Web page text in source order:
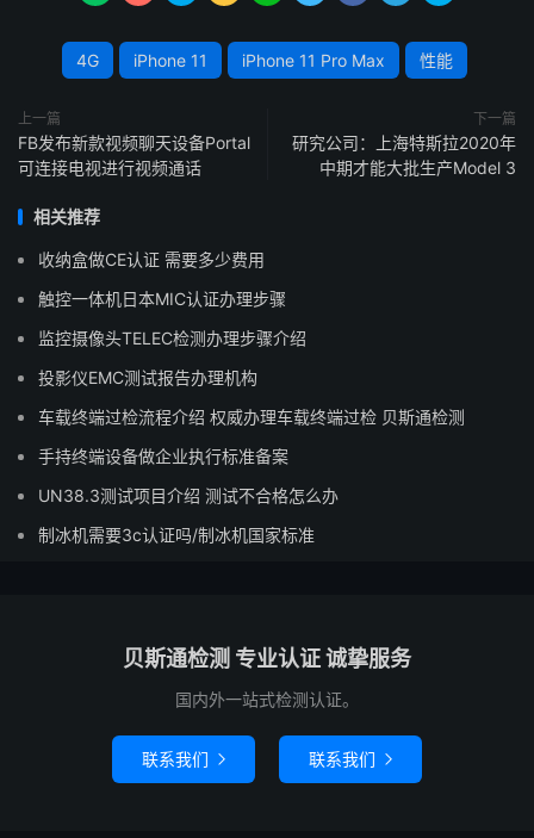
4G iPhone 11 iPhone 11 Pro Max 性能
上一篇
FB发布新款视频聊天设备Portal
可连接电视进行视频通话
下一篇
研究公司：上海特斯拉2020年
中期才能大批生产Model 3
相关推荐
收纳盒做CE认证 需要多少费用
触控一体机日本MIC认证办理步骤
监控摄像头TELEC检测办理步骤介绍
投影仪EMC测试报告办理机构
车载终端过检流程介绍 权威办理车载终端过检 贝斯通检测
手持终端设备做企业执行标准备案
UN38.3测试项目介绍 测试不合格怎么办
制冰机需要3c认证吗/制冰机国家标准
贝斯通检测 专业认证 诚挚服务
国内外一站式检测认证。
联系我们  联系我们 